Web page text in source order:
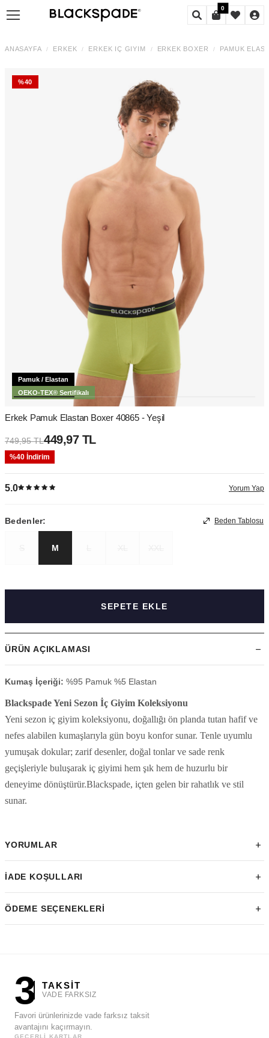
0
ANASAYFA / ERKEK / ERKEK İÇ GIYIM / ERKEK BOXER / PAMUK
%40
Pamuk / Elastan
OEKO-TEX® Sertifikalı
Erkek Pamuk Elastan Boxer 40865 - Yeşil
749,95TL449,97TL
%40 İndirim
5.0 Yorum Yap
Bedenler: Beden Tablosu
M
SEPETE EKLE
ÜRÜN AÇIKLAMASI
Kumaş İçeriği: %95 Pamuk %5 Elastan
Blackspade Yeni Sezon İç Giyim Koleksiyonu
Yeni sezon iç giyim koleksiyonu, doğallığı ön planda tutan hafif ve
nefes alabilen kumaşlarıyla gün boyu konfor sunar. Tenle uyumlu
yumuşak dokular; zarif desenler, doğal tonlar ve sade renk
geçişleriyle buluşarak iç giyimi hem şık hem de huzurlu bir
deneyime dönüştürür.Blackspade, içten gelen bir rahatlık ve stil
sunar.
YORUMLAR
İADE KOŞULLARI
ÖDEME SEÇENEKLERI
3 TAKSİT
VADE FARKSIZ
Favori ürünlerinizde vade farksız taksit
avantajını kaçırmayın.
GEÇERLI KARTLAR